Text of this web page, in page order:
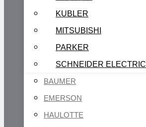
KUBLER
MITSUBISHI
PARKER
SCHNEIDER ELECTRIC
BAUMER
EMERSON
HAULOTTE